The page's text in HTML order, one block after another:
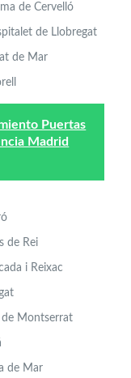
de Cervelló
de Llobregat
de Mar
Puertas
Madrid
de Rei
i Reixac
de Montserrat
de Mar